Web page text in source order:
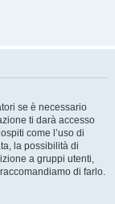
se è necessario
ti darà accesso
come l’uso di
la possibilità di
a gruppi utenti,
di farlo.